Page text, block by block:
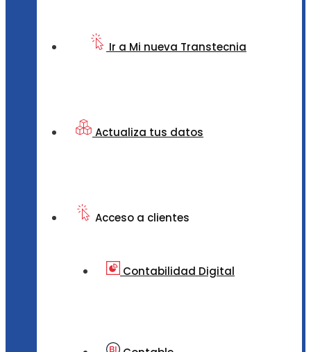
Ir a Mi nueva Transtecnia
Actualiza tus datos
Acceso a clientes
Contabilidad Digital